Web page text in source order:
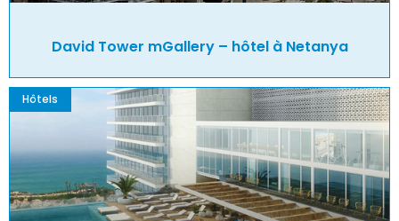
David Tower mGallery – hôtel à Netanya
Hôtels